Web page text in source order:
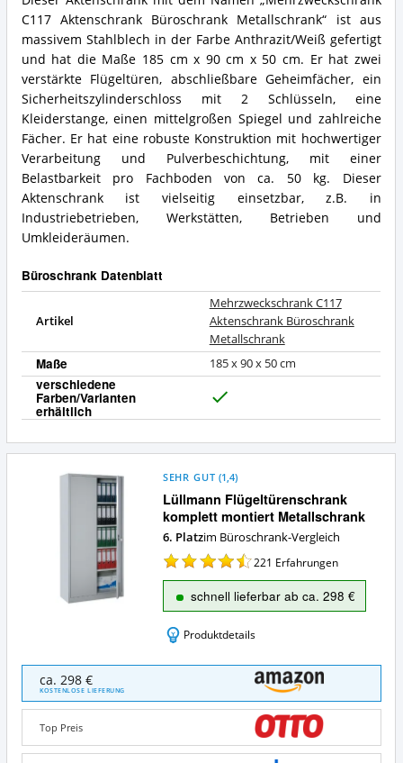
Mehrzweckschrank
C117
Aktenschrank
Büroschrank
Metallschrank
Zusammenfassung:
Was
bietet
dieser
Büroschrank?
C117 Aktenschrank Büroschrank Metallschrank“ ist aus
massivem Stahlblech in der Farbe Anthrazit/Weiß gefertigt
und hat die Maße 185 cm x 90 cm x 50 cm. Er hat zwei
verstärkte Flügeltüren, abschließbare Geheimfächer, ein
Sicherheitszylinderschloss mit 2 Schlüsseln, eine
Kleiderstange, einen mittelgroßen Spiegel und zahlreiche
Fächer. Er hat eine robuste Konstruktion mit hochwertiger
Verarbeitung und Pulverbeschichtung, mit einer
Belastbarkeit pro Fachboden von ca. 50 kg. Dieser
Aktenschrank ist vielseitig einsetzbar, z.B. in
Industriebetrieben, Werkstätten, Betrieben und
Umkleideräumen.
Büroschrank Datenblatt
Artikel
Mehrzweckschrank C117
Aktenschrank Büroschrank
Metallschrank
Maße 185 x 90 x 50 cm
verschiedene
Farben/Varianten
erhältlich
a
Metallschrank
Vorteile:
Was
spricht
für
diesen
Büroschrank?
Lüllmann Flügeltürenschrank
komplett montiert Metallschrank
SEHR GUT (1,4)
6. Platzim Büroschrank-Vergleich
221 Erfahrungen
schnell lieferbar ab ca. 298 €
Produktdetails
Lüllmann
Flügeltürenschrank
komplett
montiert
Metallschrank
Angebote:
ca. 298 €
KOSTENLOSE LIEFERUNG
Top Preis